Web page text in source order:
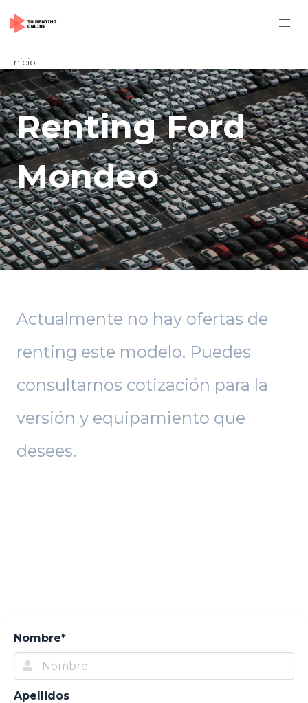
Inicio
Renting Ford
Mondeo
Actualmente no hay ofertas de
renting este modelo. Puedes
consultarnos cotización para la
versión y equipamiento que
desees.
Nombre*
Apellidos